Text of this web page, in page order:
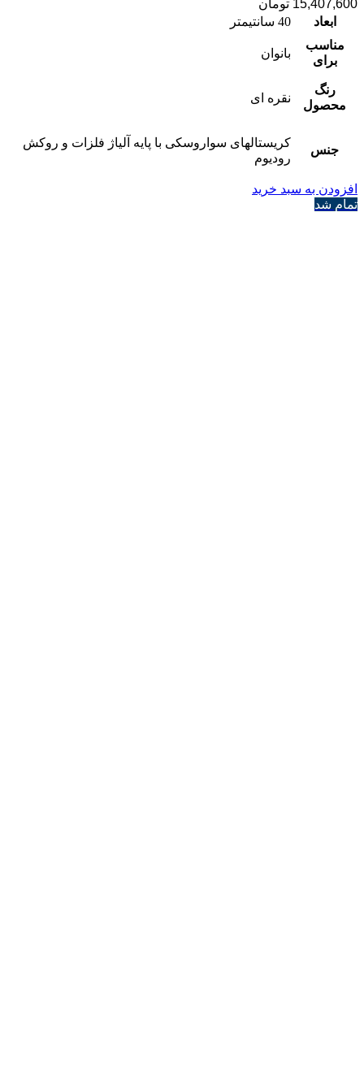
15,407,600 تومان
ابعاد
40 سانتیمتر
مناسب
برای
بانوان
رنگ
محصول
نقره ای
جنس
کریستالهای سواروسکی با پایه آلیاژ فلزات و روکش
رودیوم
افزودن به سبد خرید
تمام شد